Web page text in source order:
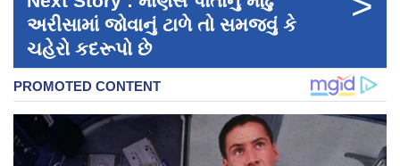
અરીસામાં જોવાનું ટાળે તો સમજવું કે
ચહેરો કદરૂપો છે